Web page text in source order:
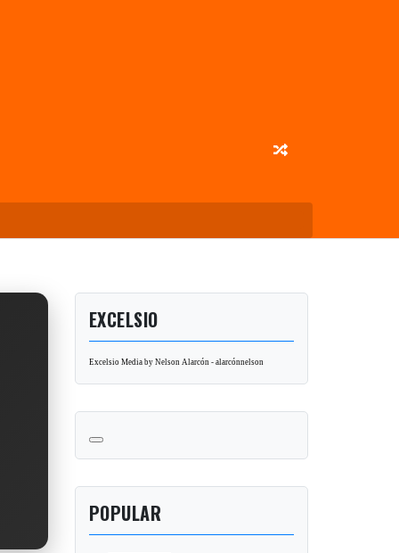
EXCELSIO
Excelsio Media by Nelson Alarcón - alarcónnelson
POPULAR